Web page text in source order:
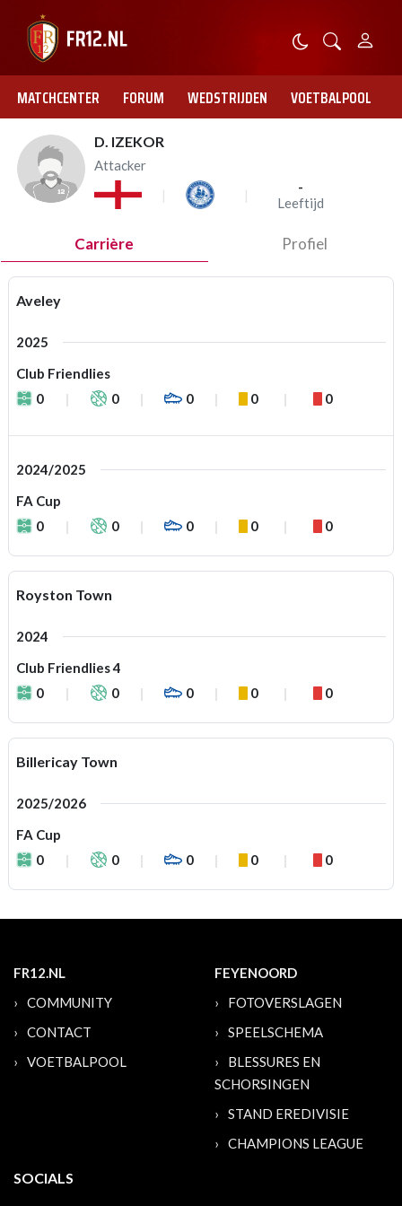
MATCHCENTER FORUM WEDSTRIJDEN VOETBALPOOL
D. IZEKOR
Attacker
-
Leeftijd
Carrière Profiel
Aveley
2025
Club Friendlies
0
0 0 0 0
2024/2025
FA Cup
0
0 0 0 0
Royston Town
2024
Club Friendlies 4
0
0 0 0 0
Billericay Town
2025/2026
FA Cup
0
0 0 0 0
FR12.NL
COMMUNITY
CONTACT
VOETBALPOOL
FEYENOORD
FOTOVERSLAGEN
SPEELSCHEMA
BLESSURES EN
SCHORSINGEN
STAND EREDIVISIE
CHAMPIONS LEAGUE
SOCIALS